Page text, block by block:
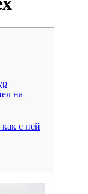
на
с ней